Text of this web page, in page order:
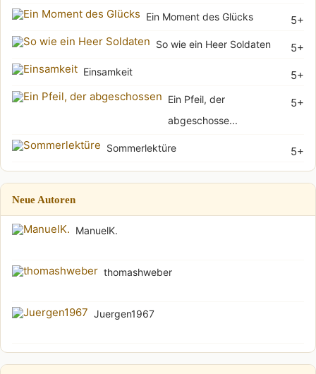
5+
Ein Moment des Glücks
5+
So wie ein Heer Soldaten
5+
Einsamkeit
5+
Ein Pfeil, der
abgeschosse...
5+
Sommerlektüre
Neue Autoren
ManuelK.
thomashweber
Juergen1967